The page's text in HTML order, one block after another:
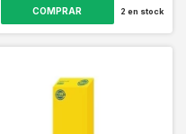
2 en stock